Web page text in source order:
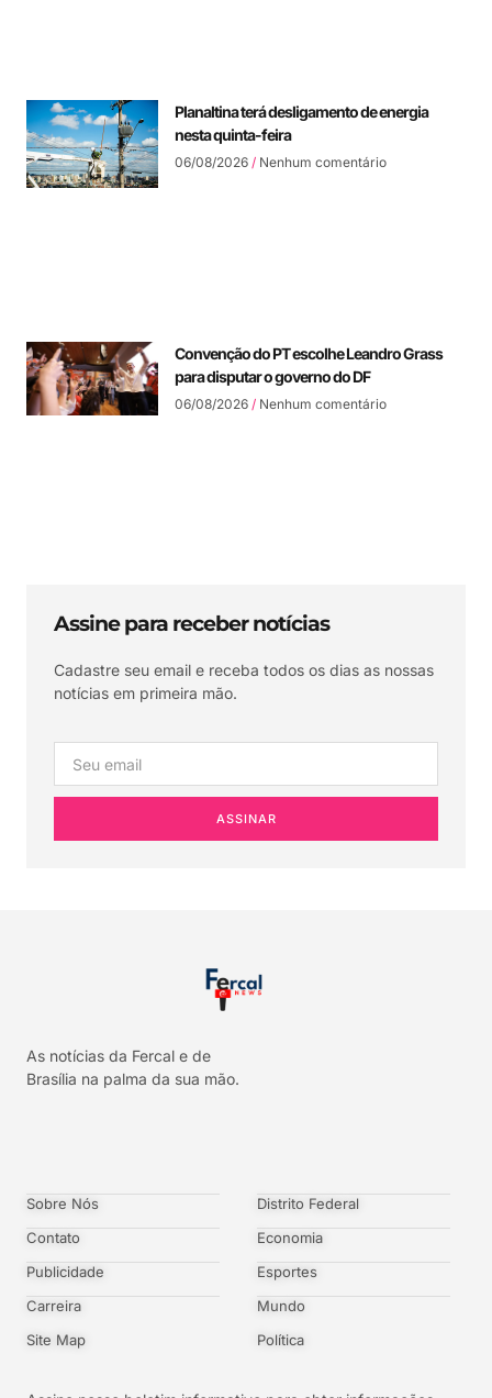
Planaltina terá desligamento de energia
nesta quinta-feira
06/08/2026 Nenhum comentário
Convenção do PT escolhe Leandro Grass
para disputar o governo do DF
06/08/2026 Nenhum comentário
Assine para receber notícias
Cadastre seu email e receba todos os dias as nossas
notícias em primeira mão.
ASSINAR
As notícias da Fercal e de
Brasília na palma da sua mão.
Sobre Nós
Contato
Publicidade
Carreira
Site Map
Distrito Federal
Economia
Esportes
Mundo
Política